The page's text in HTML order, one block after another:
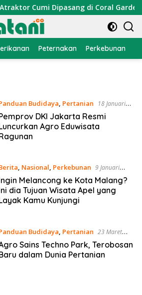
Cumi Dipasang di Coral Garden
Peternakan Perkebunan
Budidaya, Pertanian
18 Januari
DKI Jakarta Resmi
Agro Eduwisata
, Nasional, Perkebunan 9 Januari
Melancong ke Kota Malang?
dia Tujuan Wisata Apel yang
Kamu Kunjungi
Budidaya, Pertanian 23 Maret
2020
Sains Techno Park, Terobosan
dalam Dunia Pertanian